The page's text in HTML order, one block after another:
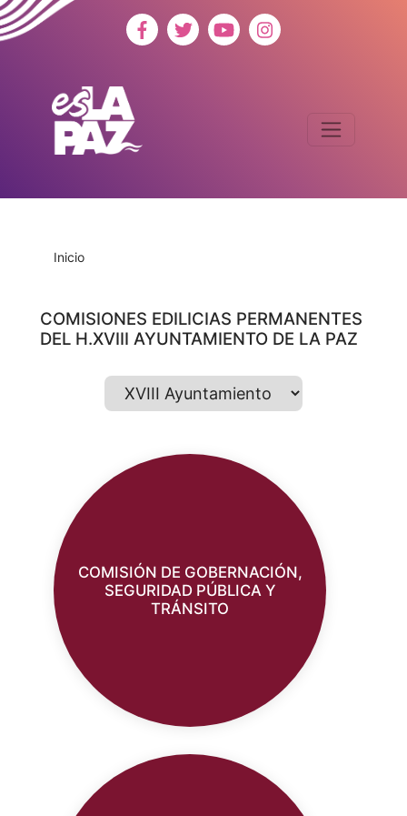
Inicio
COMISIONES EDILICIAS PERMANENTES
DEL H.XVIII AYUNTAMIENTO DE LA PAZ
COMISIÓN DE GOBERNACIÓN,
SEGURIDAD PÚBLICA Y
TRÁNSITO